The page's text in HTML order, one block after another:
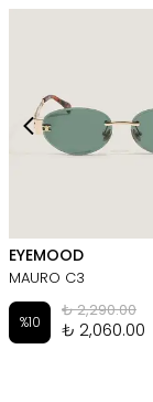
EYEMOOD
MAURO C3
%10
₺ 2,290.00
₺ 2,060.00